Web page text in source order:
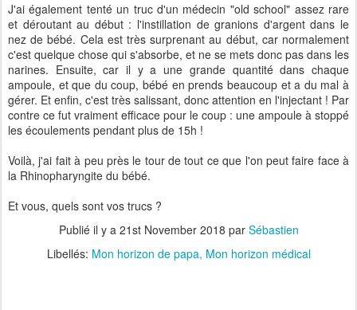
J'ai également tenté un truc d'un médecin "old school" assez rare
et déroutant au début : l'instillation de granions d'argent dans le
nez de bébé. Cela est très surprenant au début, car normalement
c'est quelque chose qui s'absorbe, et ne se mets donc pas dans les
narines. Ensuite, car il y a une grande quantité dans chaque
ampoule, et que du coup, bébé en prends beaucoup et a du mal à
gérer. Et enfin, c'est très salissant, donc attention en l'injectant ! Par
contre ce fut vraiment efficace pour le coup : une ampoule à stoppé
les écoulements pendant plus de 15h !
Voilà, j'ai fait à peu près le tour de tout ce que l'on peut faire face à
la Rhinopharyngite du bébé.
Et vous, quels sont vos trucs ?
Publié il y a 21st November 2018 par Sébastien
Libellés: Mon horizon de papa Mon horizon médical